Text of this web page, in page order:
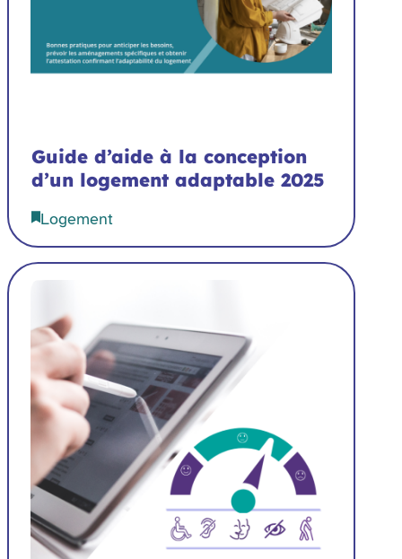
Guide d’aide à la conception
d’un logement adaptable 2025
Logement